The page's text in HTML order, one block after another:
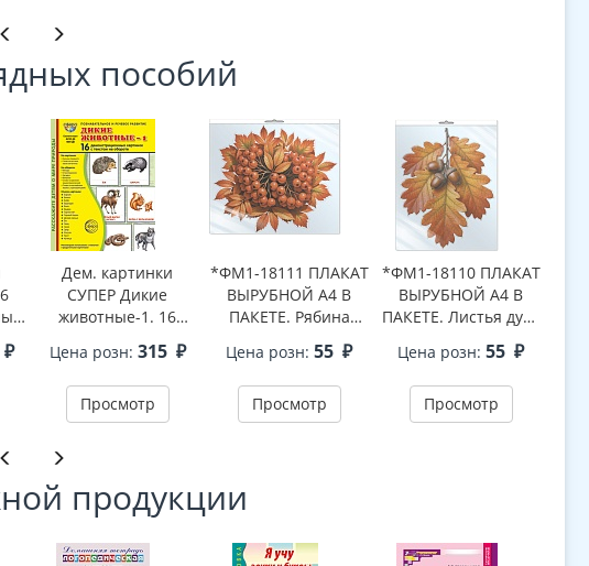
пособий
В
₽
Дем. картинки
СУПЕР Дикие
животные-1. 16
демонстрационных
картинок с текстом В
ПАПКЕ (173х220 мм)
Цена розн: 315 ₽
Просмотр
*ФМ1-18111 ПЛАКАТ
ВЫРУБНОЙ А4 В
ПАКЕТЕ. Рябина
осенняя с ягодами (в
индивидуальной
упаковке, с
европодвесом и
клеевым клапаном,
Цена розн: 55 ₽
Просмотр
*ФМ1-18110 ПЛАКАТ
ВЫРУБНОЙ А4 В
ПАКЕТЕ. Листья дуба
с желудями осенние
(в индивидуальной
упаковке, с
европодвесом и
клеевым клапаном,
Цена розн: 55 ₽
Просмотр
продукции